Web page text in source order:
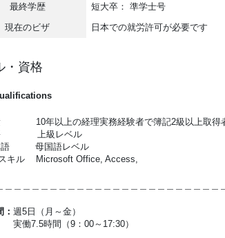
最終学歴
短大卒： 準学士号
現在のビザ
日本での就労許可が必要です
・資格
年以上の経理実務経験者で簿記2級以上取得
上級レベル
母国語レベル
キル Microsoft Office, Access,
週5日（月～金）
時間（9：00～17:30）